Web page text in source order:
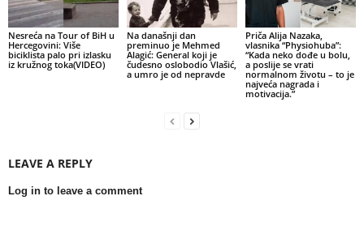
Nesreća na Tour of BiH u
Hercegovini: Više
biciklista palo pri izlasku
iz kružnog toka(VIDEO)
Na današnji dan
preminuo je Mehmed
Alagić: General koji je
čudesno oslobodio Vlašić,
a umro je od nepravde
Priča Alija Nazaka,
vlasnika “Physiohuba”:
“Kada neko dođe u bolu,
a poslije se vrati
normalnom životu – to je
najveća nagrada i
motivacija.”
LEAVE A REPLY
Log in to leave a comment